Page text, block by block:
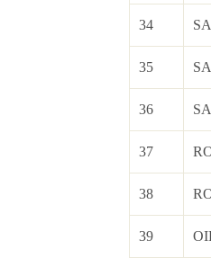
34
35
36
37
38
39